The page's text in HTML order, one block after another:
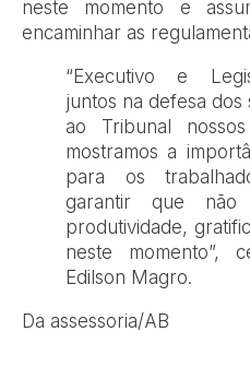
neste momento e
encaminhar as
“Executivo e
juntos na defesa dos
ao Tribunal
mostramos a
para os
garantir que
produtividade,
neste momento”,
Edilson Magro.
Da assessoria/AB